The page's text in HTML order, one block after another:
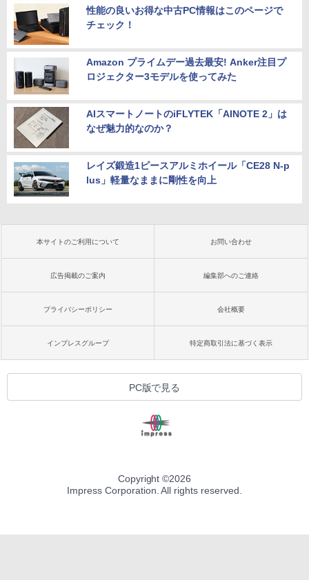
性能の良いお得な中古PC情報はこのページで
チェック！
Amazon プライムデー過去最安! Anker注目プ
ロジェクター3モデルを使ってみた
AIスマートノートのiFLYTEK「AINOTE 2」は
なぜ魅力的なのか？
レイズ鍛造1ピースアルミホイール「CE28 N-p
lus」軽量なままに剛性を向上
本サイトのご利用について お問い合わせ
広告掲載のご案内 編集部へのご連絡
プライバシーポリシー 会社概要
インプレスグループ 特定商取引法に基づく表示
PC版で見る
Copyright ©2026
Impress Corporation. All rights reserved.